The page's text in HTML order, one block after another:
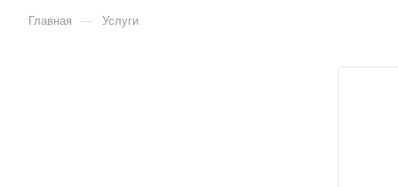
Главная — Услуги